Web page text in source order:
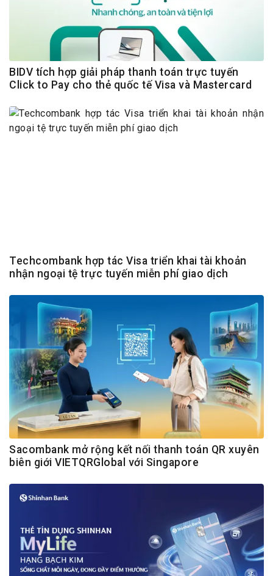
BIDV tích hợp giải pháp thanh toán trực tuyến
Click to Pay cho thẻ quốc tế Visa và Mastercard
Techcombank hợp tác Visa triển khai tài khoản
nhận ngoại tệ trực tuyến miễn phí giao dịch
Sacombank mở rộng kết nối thanh toán QR xuyên
biên giới VIETQRGlobal với Singapore